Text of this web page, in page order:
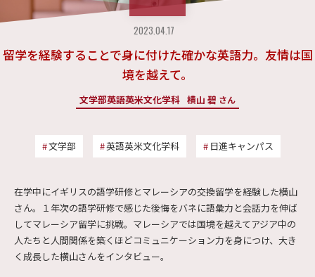
2023.04.17
留学を経験することで身に付けた確かな英語力。友情は国
境を越えて。
文学部英語英米文化学科 横山 碧 さん
文学部 英語英米文化学科 日進キャンパス
在学中にイギリスの語学研修とマレーシアの交換留学を経験した横山
さん。１年次の語学研修で感じた後悔をバネに語彙力と会話力を伸ば
してマレーシア留学に挑戦。マレーシアでは国境を越えてアジア中の
人たちと人間関係を築くほどコミュニケーション力を身につけ、大き
く成長した横山さんをインタビュー。